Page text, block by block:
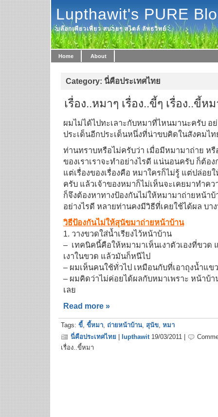
Lupthawit's PURE
บล๊อกเพียวเพียว สบายๆ สไตล์ ลัพธวิทย์
Home About
Category: นี่คือประเทศไทย
เรื่อง..หมาๆ เรื่อง..ขี้ๆ เรื่อง..ขี้ห
ผมไม่ได้ไปทะเลาะกับหมาที่ไหนมานะครับ อ
ประเด็นอีกประเด็นหนึ่งที่น่าขบคิดในสังคมไท
ท่านทราบหรือไม่ครับว่า เมื่อมีหมามาถ่าย ห
ของเราเราจะทำอย่างไรดี แน่นอนครับ ก็ต้อ
แต่เรื่องของเรื่องคือ หมาใครก็ไม่รู้ แต่ปล่อย
ครับ แล้วเจ้าของหมาก็ไม่เห็นจะเคยมาทำคว
ก็จึงต้องหาทางป้องกันไม่ให้หมามาถ่ายหน้าบ้
อย่างไรดี หลายท่านคงมีวิธีที่เคยใช้ได้ผล บา
วิธีป้องกันไม่ให้สุนัขมาถ่ายหน้าบ้าน
1. วางขวดใส่น้ำเรียงไว้หน้าบ้าน
– เทคนิคนี้คือให้หมามาเห็นเงาตัวเองที่ขวด
เงาในขวด แล้วมันก็หนีไป
– ผมเห็นคนใช้ทั่วไป เหมือนกับที่เอาถุงน้ำแข
– ผมคิดว่าไม่ค่อยได้ผลกับหมาเพราะ หน้าบ้
เลย
Read more »
Tags: ขี้, ขี้หมา, ถ่ายหน้าบ้าน, สุนัข, หมา
นี่คือประเทศไทย
lupthawit19/03/2011 |
เรื่อง..ขี้หมา